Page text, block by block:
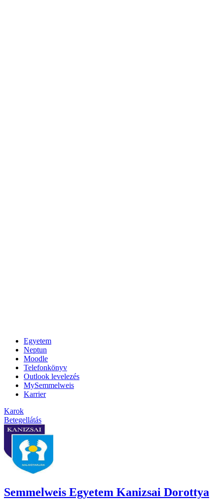
Egyetem
Neptun
Moodle
Telefonkönyv
Outlook levelezés
MySemmelweis
Karrier
Karok
Betegellátás
Semmelweis Egyetem Kanizsai Dorottya